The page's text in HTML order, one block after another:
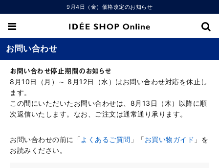
9月4日（金）価格改定のお知らせ
お問い合わせ
お問い合わせ停止期間のお知らせ
8月10日（月）～ 8月12日（水）はお問い合わせ対応を休止し
ます。
この間にいただいたお問い合わせは、8月13日（木）以降に順
次返信いたします。なお、ご注文は通常通り承ります。
お問い合わせの前に「よくあるご質問 」「お買い物ガイド 」を
お読みください。